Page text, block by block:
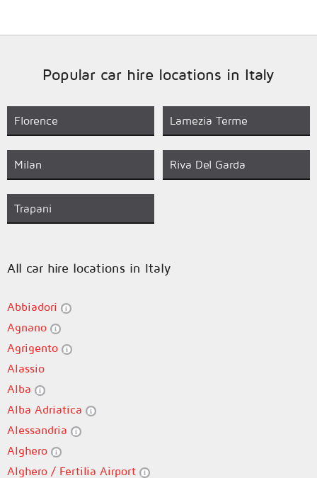
Popular car hire locations in Italy
Florence Lamezia Terme
Milan Riva Del Garda
Trapani
All car hire locations in Italy
Abbiadori
Agnano
Agrigento
Alassio
Alba
Alba Adriatica
Alessandria
Alghero
Alghero / Fertilia Airport